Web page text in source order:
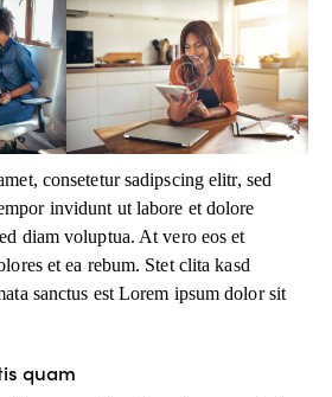
consetetur sadipscing elitr, sed
invidunt ut labore et dolore
diam voluptua. At vero eos et
et ea rebum. Stet clita kasd
sanctus est Lorem ipsum dolor sit
quam